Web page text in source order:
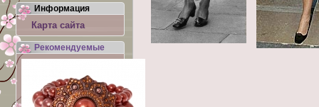
Информация
Карта сайта
Рекомендуемые